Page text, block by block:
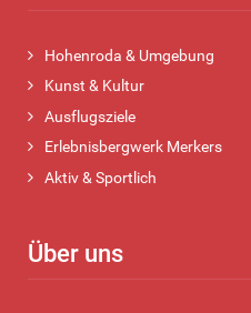
Hohenroda & Umgebung
Kunst & Kultur
Ausflugsziele
Erlebnisbergwerk Merkers
Aktiv & Sportlich
Über uns